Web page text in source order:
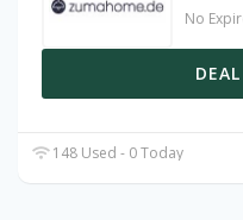
No
148 Used - 0 Today